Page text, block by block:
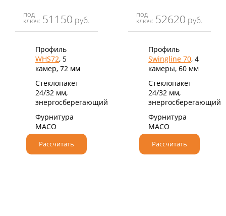
под
ключ: 51150 руб.
Профиль
WHS72, 5
камер, 72 мм
Стеклопакет
24/32 мм,
энергосберегающий
Фурнитура
MACO
Рассчитать
под
ключ: 52620 руб.
Профиль
Swingline 70, 4
камеры, 60 мм
Стеклопакет
24/32 мм,
энергосберегающий
Фурнитура
MACO
Рассчитать